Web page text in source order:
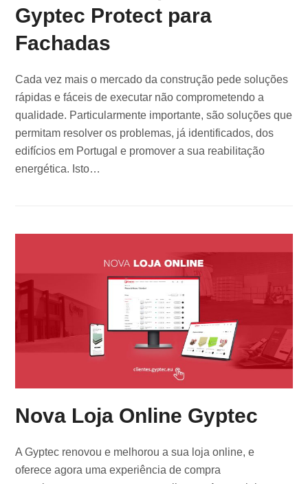
Gyptec Protect para
Fachadas
Cada vez mais o mercado da construção pede soluções
rápidas e fáceis de executar não comprometendo a
qualidade. Particularmente importante, são soluções que
permitam resolver os problemas, já identificados, dos
edifícios em Portugal e promover a sua reabilitação
energética. Isto…
Nova Loja Online Gyptec
A Gyptec renovou e melhorou a sua loja online, e
oferece agora uma experiência de compra